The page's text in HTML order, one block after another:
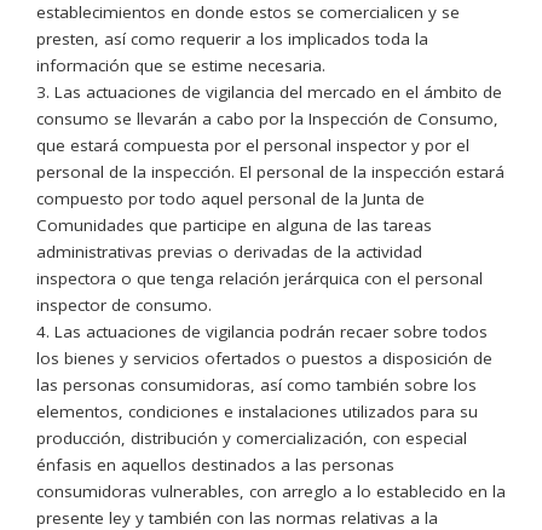
establecimientos en donde estos se comercialicen y se
presten, así como requerir a los implicados toda la
información que se estime necesaria.
3. Las actuaciones de vigilancia del mercado en el ámbito de
consumo se llevarán a cabo por la Inspección de Consumo,
que estará compuesta por el personal inspector y por el
personal de la inspección. El personal de la inspección estará
compuesto por todo aquel personal de la Junta de
Comunidades que participe en alguna de las tareas
administrativas previas o derivadas de la actividad
inspectora o que tenga relación jerárquica con el personal
inspector de consumo.
4. Las actuaciones de vigilancia podrán recaer sobre todos
los bienes y servicios ofertados o puestos a disposición de
las personas consumidoras, así como también sobre los
elementos, condiciones e instalaciones utilizados para su
producción, distribución y comercialización, con especial
énfasis en aquellos destinados a las personas
consumidoras vulnerables, con arreglo a lo establecido en la
presente ley y también con las normas relativas a la